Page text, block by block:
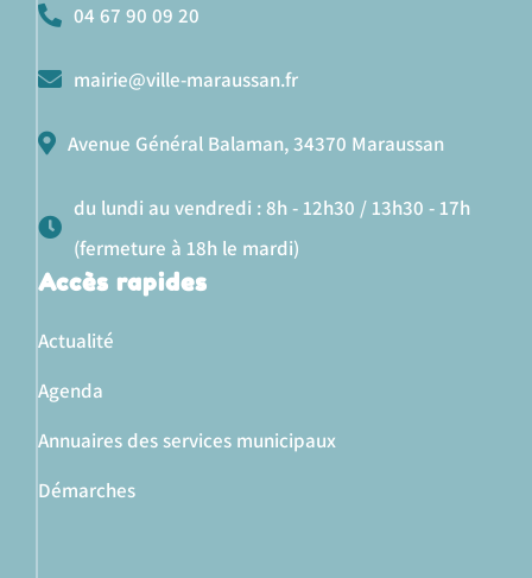
04 67 90 09 20
mairie@ville-maraussan.fr
Avenue Général Balaman, 34370 Maraussan
du lundi au vendredi : 8h - 12h30 / 13h30 - 17h
(fermeture à 18h le mardi)
Accès rapides
Actualité
Agenda
Annuaires des services municipaux
Démarches